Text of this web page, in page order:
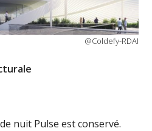
@Coldefy-RDAI
nuit Pulse est conservé.